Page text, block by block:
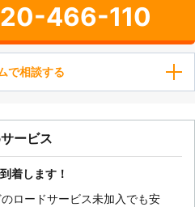
466-110
で相談する
ービス
着します！
ロードサービス未加入でも安